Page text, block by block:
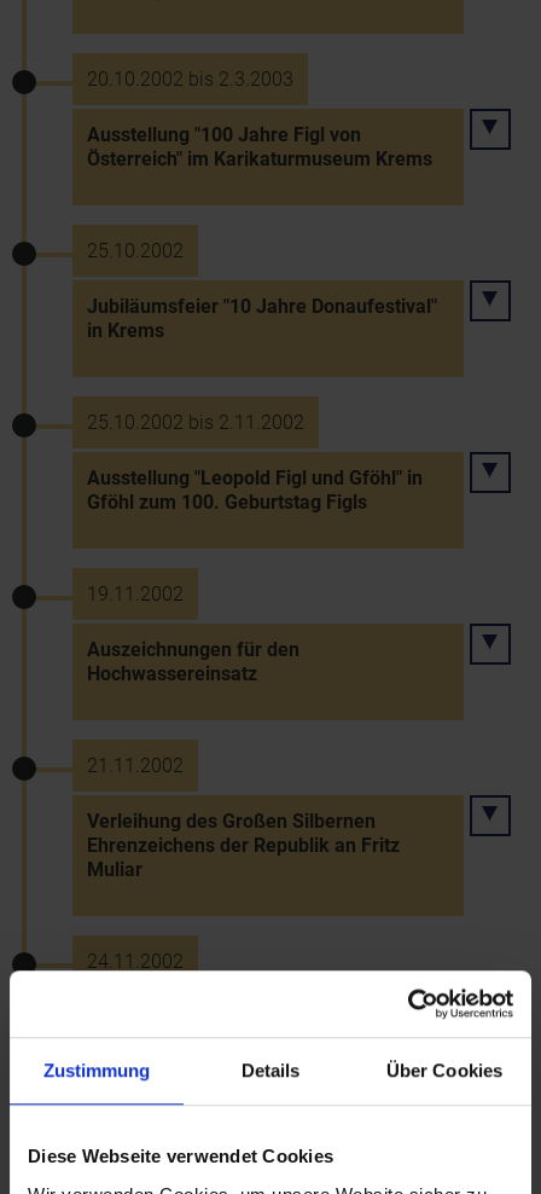
Zustimmung Details Über Cookies
Diese Webseite verwendet Cookies
20.10.2002 bis 2.3.2003
Ausstellung "100 Jahre Figl von
Österreich" im Karikaturmuseum Krems
25.10.2002
Jubiläumsfeier "10 Jahre Donaufestival"
in Krems
25.10.2002 bis 2.11.2002
Ausstellung "Leopold Figl und Gföhl" in
Gföhl zum 100. Geburtstag Figls
19.11.2002
Auszeichnungen für den
Hochwassereinsatz
21.11.2002
Verleihung des Großen Silbernen
Ehrenzeichens der Republik an Fritz
Muliar
24.11.2002
Nationalratswahl: relative Mehrheit für
die ÖVP, schwere Verluste der FPÖ - ÖVP-
FPÖ-Koalition unter Bundeskanzler
Wolfgang Schüssel